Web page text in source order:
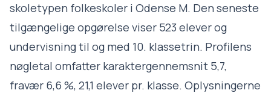
skoletypen folkeskoler i Odense M. Den seneste
tilgængelige opgørelse viser 523 elever og
undervisning til og med 10. klassetrin. Profilens
nøgletal omfatter karaktergennemsnit 5,7,
fravær 6,6 %, 21,1 elever pr. klasse. Oplysningerne